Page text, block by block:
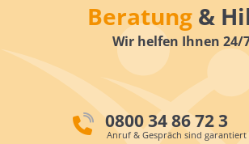
Beratung &
Wir helfen Ihnen 24/
0800 34 86 72 3
Anruf & Gespräch sind garantiert